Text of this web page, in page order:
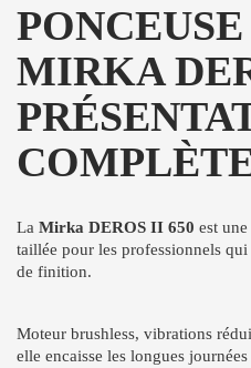
MIRKA
La Mirka DEROS II 650 est une
taillée pour les professionnels
de finition.
Moteur brushless, vibrations
elle encaisse les longues